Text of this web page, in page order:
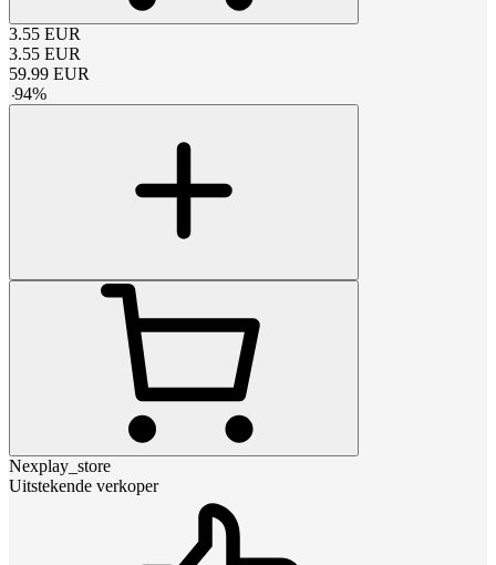
3.55 EUR
3.55 EUR
59.99 EUR
-94%
Nexplay_store
Uitstekende verkoper